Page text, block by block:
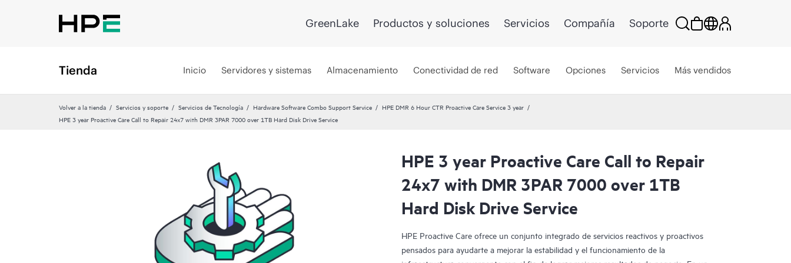
GreenLake Productos y soluciones Servicios Compañía Soporte
Tienda Inicio Servidores y sistemas Almacenamiento Conectividad de red Software Opciones Servicios Más vendidos
Volver a la tienda Servicios y soporte Servicios de Tecnología Hardware Software Combo Support Service
HPE DMR 6 Hour CTR Proactive Care Service 3 year
HPE 3 year Proactive Care Call to Repair 24x7 with DMR 3PAR 7000 over 1TB Hard Disk Drive Service
HPE 3 year Proactive Care Call to Repair
24x7 with DMR 3PAR 7000 over 1TB
Hard Disk Drive Service
HPE Proactive Care ofrece un conjunto integrado de servicios reactivos y proactivos
pensados para ayudarte a mejorar la estabilidad y el funcionamiento de la